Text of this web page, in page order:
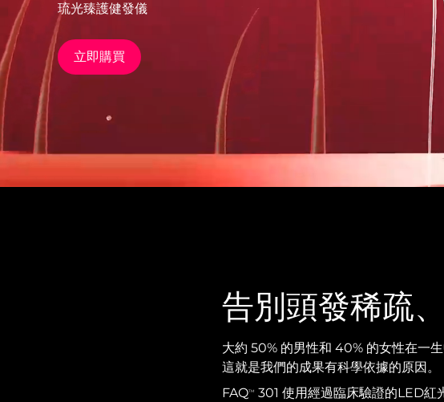
琉光臻護健發儀
立即購買
告別頭發稀疏
大約 50% 的男性和 40% 的女性在一
這就是我們的成果有科學依據的原因。
FAQTM 301 使用經過臨床驗證的LED紅
issa™ Teeth Whitening Set
FAQ™ Dual LED Panel
熱門產品